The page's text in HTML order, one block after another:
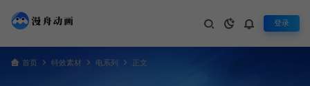
登录
首页 特效素材 电系列 正文